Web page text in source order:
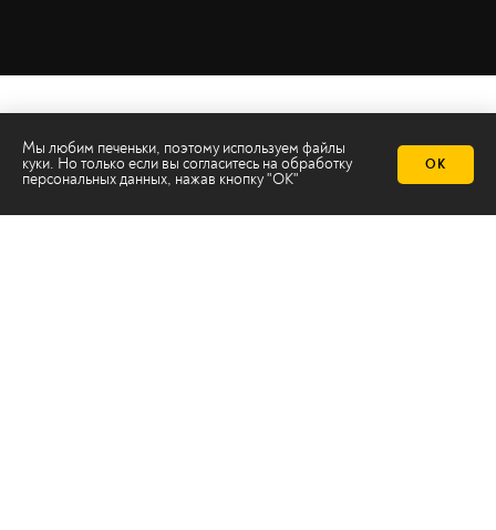
Мы любим печеньки, поэтому используем файлы
куки. Но только если вы согласитесь на обработку
персональных данных, нажав кнопку "ОК"
ОК